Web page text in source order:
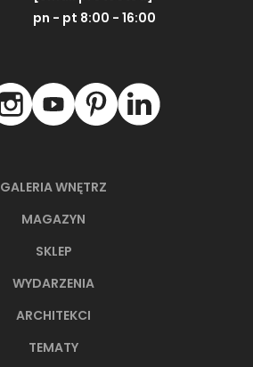
GALERIA WNĘTRZ
MAGAZYN
SKLEP
WYDARZENIA
ARCHITEKCI
TEMATY
pn - pt 8:00 - 16:00